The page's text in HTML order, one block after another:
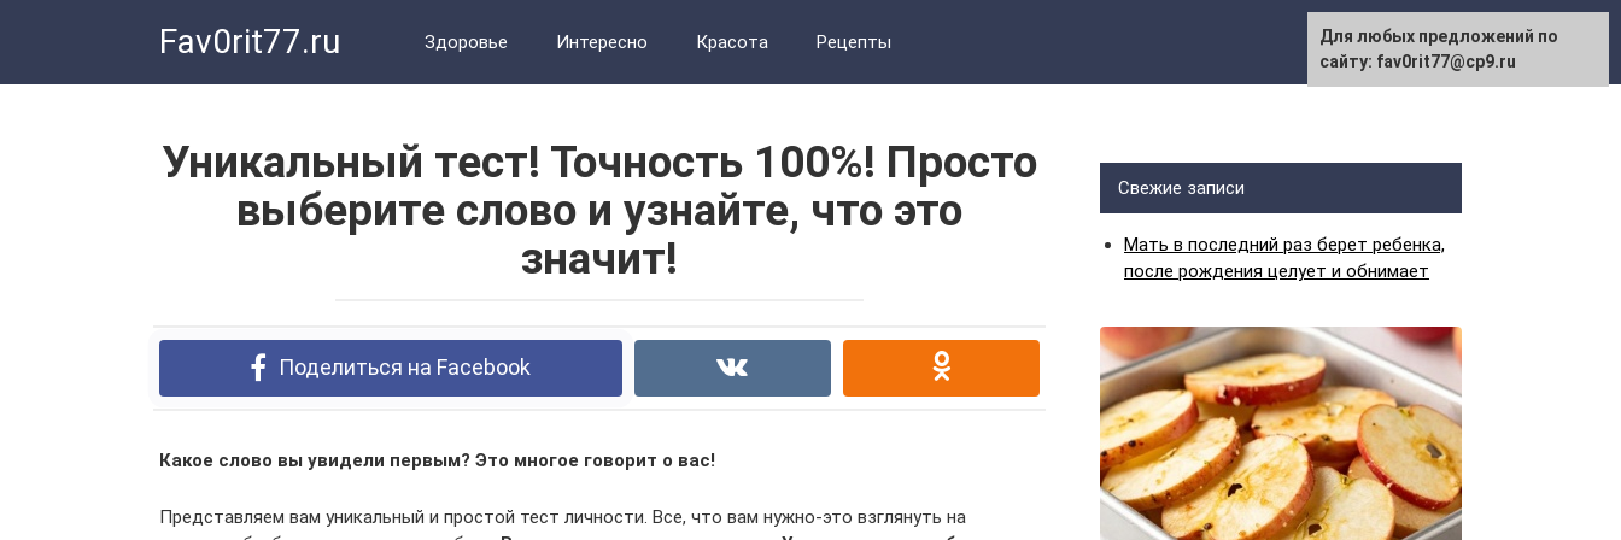
Fav0rit77.ru Здоровье Интересно Красота Рецепты
Уникальный тест! Точность 100%! Просто
выберите слово и узнайте, что это
значит!
Поделиться на Facebook
Какое слово вы увидели первым? Это многое говорит о вас!
Представляем вам уникальный и простой тест личности. Все, что вам нужно-это взглянуть на
Свежие записи
Мать в последний раз берет ребенка,
после рождения целует и обнимает
Для любых предложений по
сайту: fav0rit77@cp9.ru